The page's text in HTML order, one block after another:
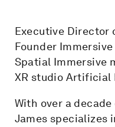
Executive Director
Founder
Spatial Immersive
XR studio Artificial
With over a
James specializes